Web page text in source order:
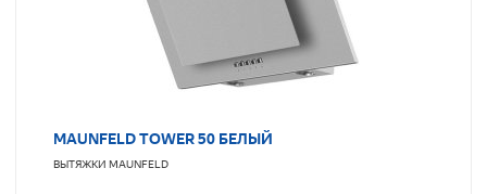
MAUNFELD TOWER 50 БЕЛЫЙ
ВЫТЯЖКИ MAUNFELD